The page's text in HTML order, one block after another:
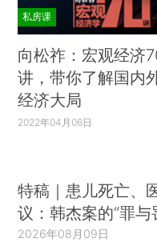
私房课
向松祚：宏观经济
讲，带你了解国内
经济大局
2022年04月06日
特稿｜患儿死亡、
议：韩杰案的“罪与
2026年08月09日